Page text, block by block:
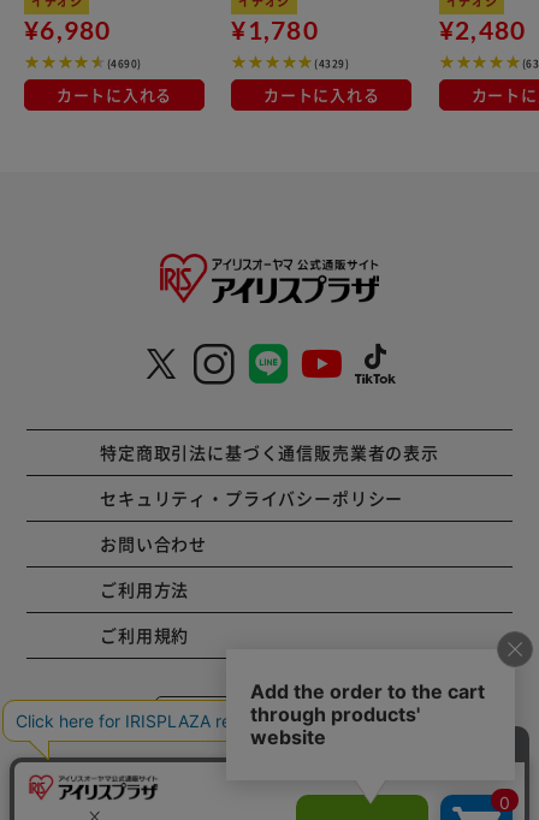
¥6,980
(4690)
カートに入れる
¥1,780
(4329)
カートに入れる
¥2,480
カート
特定商取引法に基づく通信販売業者の表示
セキュリティ・プライバシーポリシー
お問い合わせ
ご利用方法
ご利用規約
コーポレートサイト
Copyright © 2001 IRISPLAZA. ALL Rights Reserved.